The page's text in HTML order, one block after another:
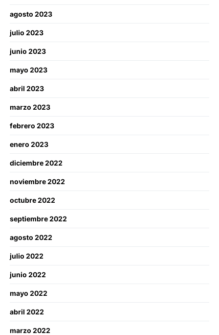
agosto 2023
julio 2023
junio 2023
mayo 2023
abril 2023
marzo 2023
febrero 2023
enero 2023
diciembre 2022
noviembre 2022
octubre 2022
septiembre 2022
agosto 2022
julio 2022
junio 2022
mayo 2022
abril 2022
marzo 2022